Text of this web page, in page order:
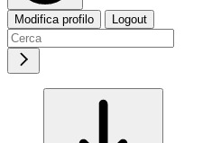
Modifica profilo Logout